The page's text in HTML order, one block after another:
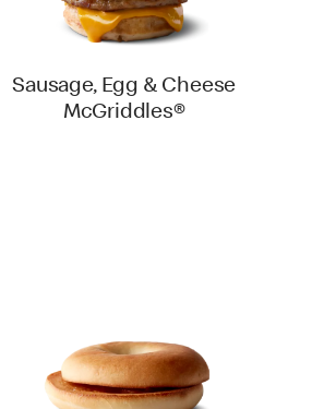
Sausage, Egg & Cheese
McGriddles®